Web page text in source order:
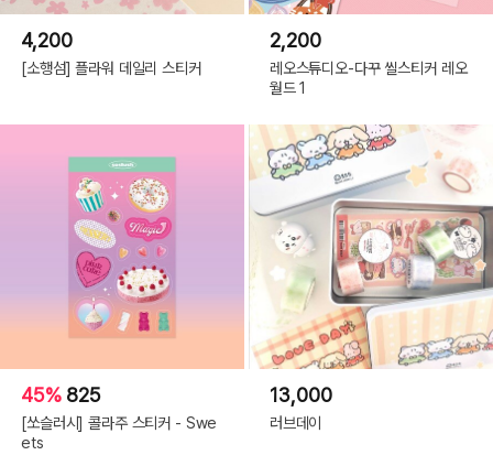
4,200
[소행섬] 플라워 데일리 스티커
2,200
레오스튜디오-다꾸 씰스티커 레오
월드 1
45% 825
[쏘슬러시] 콜라주 스티커 - Swe
ets
13,000
러브데이